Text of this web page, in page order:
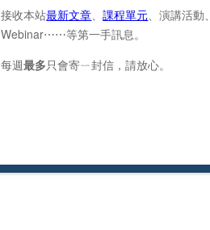
接收本站最新文章、課程單元、演講活動、
Webinar⋯⋯等第一手訊息。
每週最多只會寄ㄧ封信，請放心。